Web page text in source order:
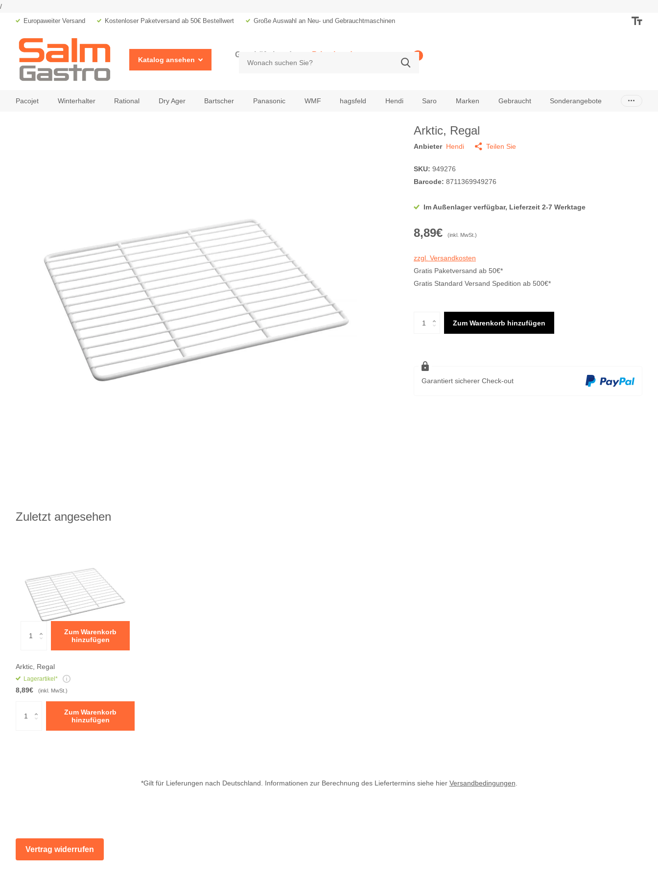
/
Europaweiter Versand Kostenloser Paketversand ab 50€ Bestellwert Große Auswahl an Neu- und Gebrauchtmaschinen
Katalog ansehen
Geschäftskunde
zzgl. MwSt.
Privatkunde 0
Pacojet Winterhalter Rational Dry Ager Bartscher Panasonic WMF hagsfeld Hendi Saro Marken Gebraucht Sonderangebote
Arktic, Regal
Anbieter Hendi Teilen Sie
SKU: 949276
Barcode: 8711369949276
Im Außenlager verfügbar, Lieferzeit 2-7 Werktage
8,89€ (inkl. MwSt.)
zzgl. Versandkosten
Gratis Paketversand ab 50€*
Gratis Standard Versand Spedition ab 500€*
Zum Warenkorb hinzufügen
Garantiert sicherer Check-out
Zuletzt angesehen
Zum Warenkorb
hinzufügen
Arktic, Regal
Lagerartikel*
8,89€ (inkl. MwSt.)
Zum Warenkorb
hinzufügen
*Gilt für Lieferungen nach Deutschland. Informationen zur Berechnung des Liefertermins siehe hier Versandbedingungen.
Vertrag widerrufen